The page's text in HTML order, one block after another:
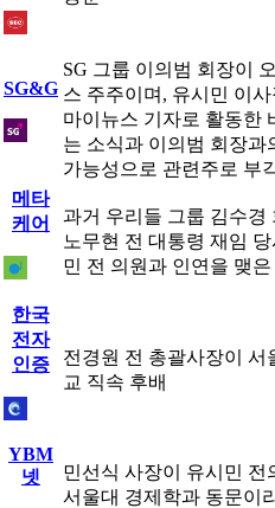
SG&G
SG 그룹 이의범 회장이
스 주주이며, 유시민 이사
마이뉴스 기자로 활동한
는 소식과 이의범 회장과
가능성으로 관련주로 부
메타
케어
과거 우리들 그룹 김수경
노무현 전 대통령 재임 당
민 전 의원과 인연을 맺
한국
전자
인증
전경원 전 총괄사장이 서
교 직속 후배
YBM
넷
민선식 사장이 유시민 전
서울대 경제학과 동문이